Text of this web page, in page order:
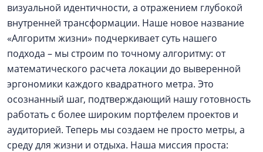
визуальной идентичности, а отражением глубокой
внутренней трансформации. Наше новое название
«Алгоритм жизни» подчеркивает суть нашего
подхода – мы строим по точному алгоритму: от
математического расчета локации до выверенной
эргономики каждого квадратного метра. Это
осознанный шаг, подтверждающий нашу готовность
работать с более широким портфелем проектов и
аудиторией. Теперь мы создаем не просто метры, а
среду для жизни и отдыха. Наша миссия проста: